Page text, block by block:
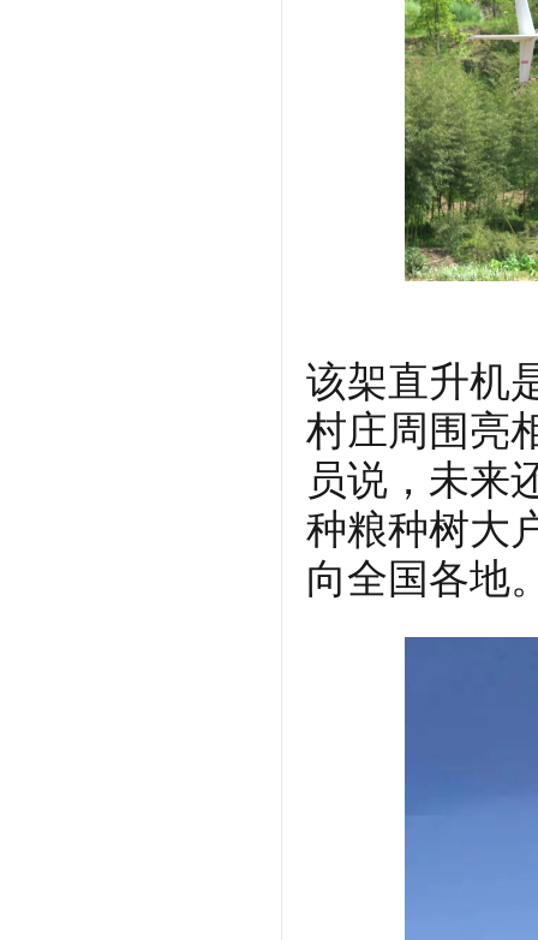
该架直升机
村庄周围亮
员说，未来
种粮种树大
向全国各地